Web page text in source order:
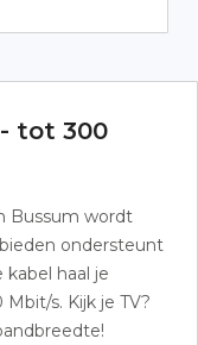
tot 300
Bussum wordt
ondersteunt
haal je
s. Kijk je TV?